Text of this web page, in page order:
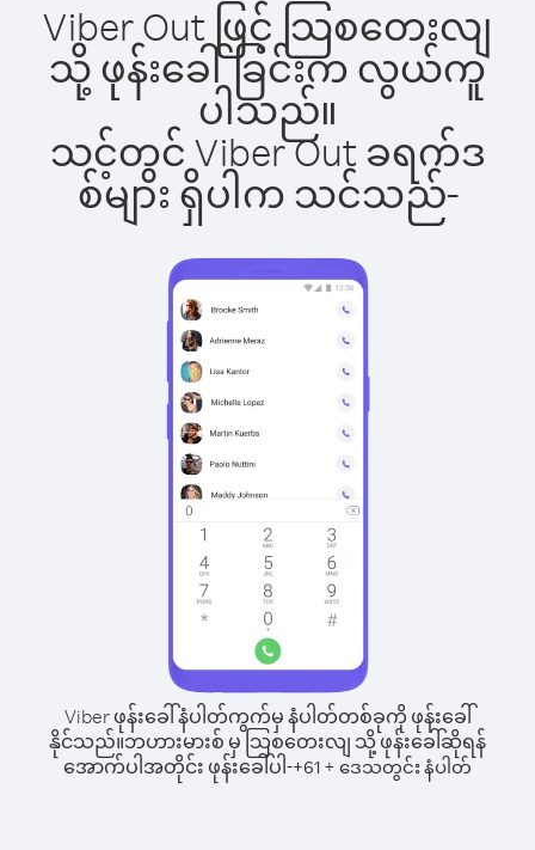
Viber Out ဖြင့် သြစတေးလျ
သို့ ဖုန်းခေါ်ခြင်းက လွယ်ကူ
ပါသည်။
သင့်တွင် Viber Out ခရက်ဒ
စ်များ ရှိပါက သင်သည်-
Viber ဖုန်းခေါ်နံပါတ်ကွက်မှ နံပါတ်တစ်ခုကို ဖုန်းခေါ်
နိုင်သည်။ဘဟားမားစ် မှ သြစတေးလျ သို့ ဖုန်းခေါ်ဆိုရန်
အောက်ပါအတိုင်း ဖုန်းခေါ်ပါ-+61 + ဒေသတွင်း နံပါတ်